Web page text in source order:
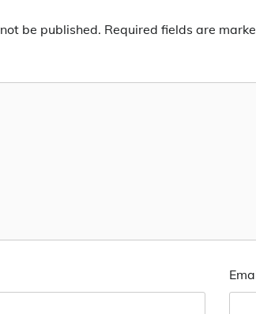
be published. Required fields are